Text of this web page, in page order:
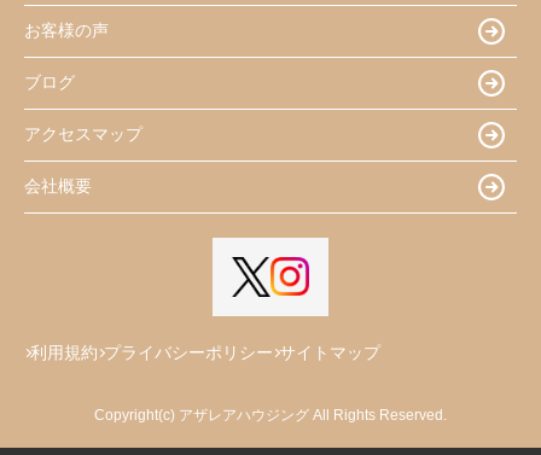
お客様の声
ブログ
アクセスマップ
会社概要
利用規約 プライバシーポリシー サイトマップ
Copyright(c) アザレアハウジング All Rights Reserved.